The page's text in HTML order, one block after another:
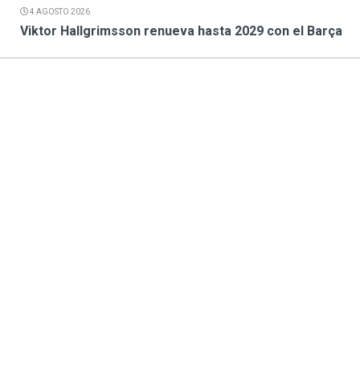
4 AGOSTO 2026
Viktor Hallgrimsson renueva hasta 2029 con el Barça